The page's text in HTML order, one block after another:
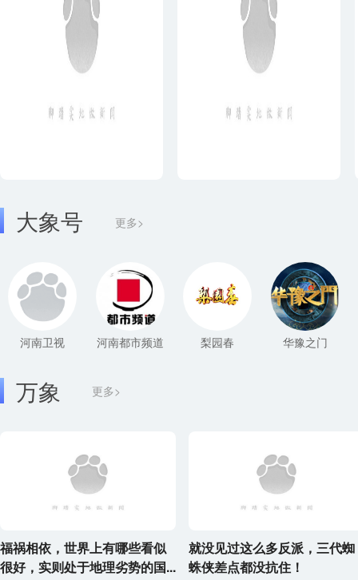
大象号 更多>
河南卫视 河南都市频道 梨园春 华豫之门
更多>
万象
福祸相依，世界上有哪些看似
很好，实则处于地理劣势的国...
就没见过这么多反派，三代蜘
蛛侠差点都没抗住！